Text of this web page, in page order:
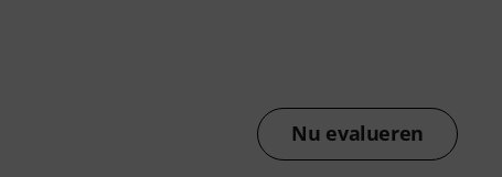
Nu evalueren